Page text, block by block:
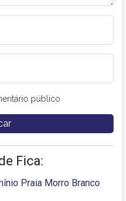
público
Fica:
Praia Morro Branco